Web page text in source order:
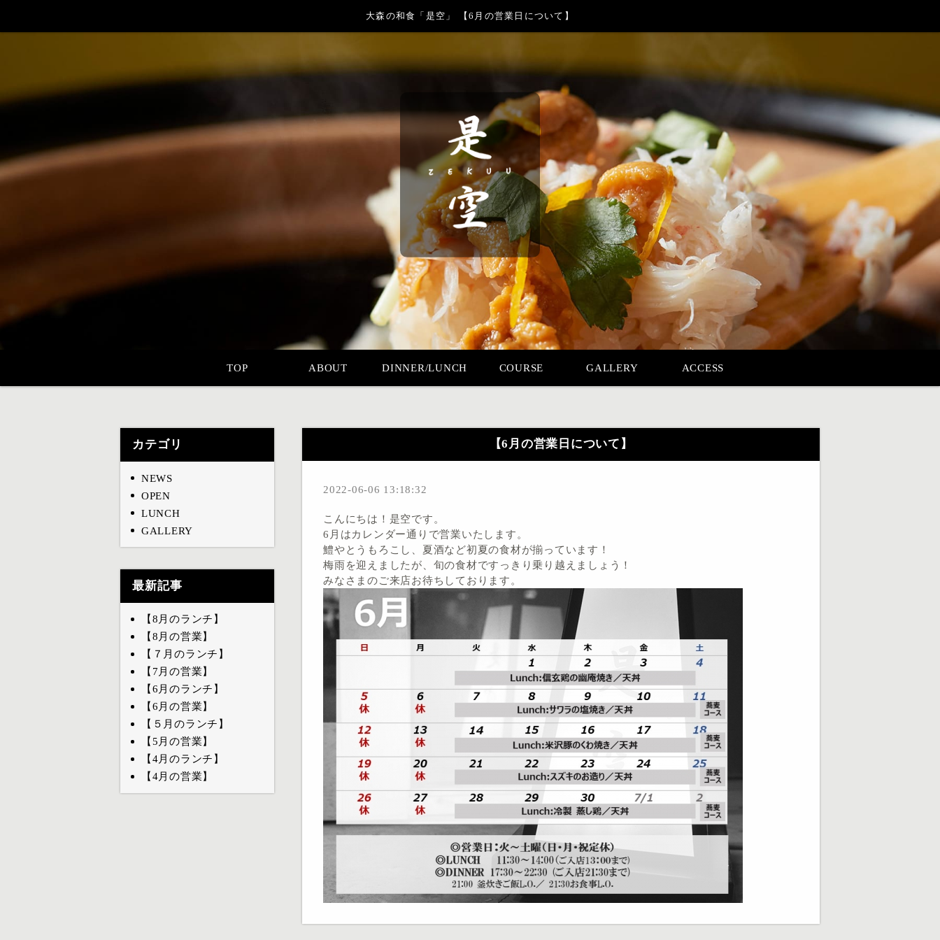
大森の和食「是空」 【6月の営業日について】
TOP ABOUT DINNER/LUNCH COURSE GALLERY ACCESS
カテゴリ
NEWS
OPEN
LUNCH
GALLERY
最新記事
【8月のランチ】
【8月の営業】
【７月のランチ】
【7月の営業】
【6月のランチ】
【6月の営業】
【５月のランチ】
【5月の営業】
【4月のランチ】
【4月の営業】
【6月の営業日について】
2022-06-06 13:18:32
こんにちは！是空です。
6月はカレンダー通りで営業いたします。
鱧やとうもろこし、夏酒など初夏の食材が揃っています！
梅雨を迎えましたが、旬の食材ですっきり乗り越えましょう！
みなさまのご来店お待ちしております。